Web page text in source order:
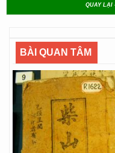
QUAY LẠI
BÀI QUAN TÂM